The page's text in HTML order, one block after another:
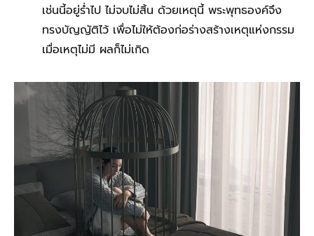
เช่นนี้อยู่ร่ำไป ไม่จบไม่สิ้น ด้วยเหตุนี้ พระพุทธองค์จึง
ทรงบัญญัติไว้ เพื่อไม่ให้ต้องก่อร่างสร้างเหตุแห่งกรรม
เมื่อเหตุไม่มี ผลก็ไม่เกิด